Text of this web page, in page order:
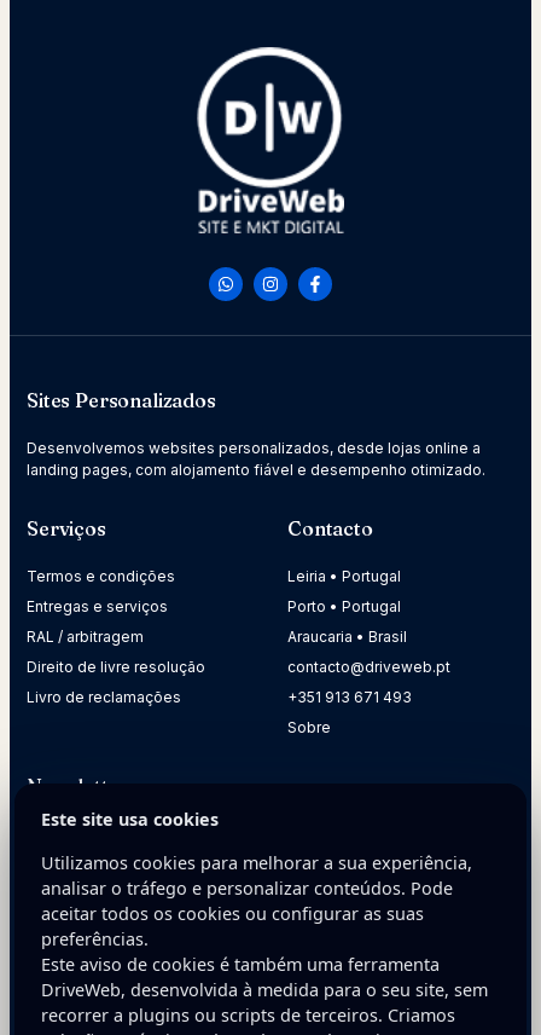
Sites Personalizados
Desenvolvemos websites personalizados, desde lojas online a
landing pages, com alojamento fiável e desempenho otimizado.
Serviços
Termos e condições
Entregas e serviços
RAL / arbitragem
Direito de livre resolução
Livro de reclamações
Contacto
Leiria • Portugal
Porto • Portugal
Araucaria • Brasil
contacto@driveweb.pt
+351 913 671 493
Sobre
Newsletter
sua empresa.
E-mail
Este site usa cookies
Utilizamos cookies para melhorar a sua experiência,
analisar o tráfego e personalizar conteúdos. Pode
aceitar todos os cookies ou configurar as suas
preferências.
Este aviso de cookies é também uma ferramenta
DriveWeb, desenvolvida à medida para o seu site, sem
recorrer a plugins ou scripts de terceiros. Criamos